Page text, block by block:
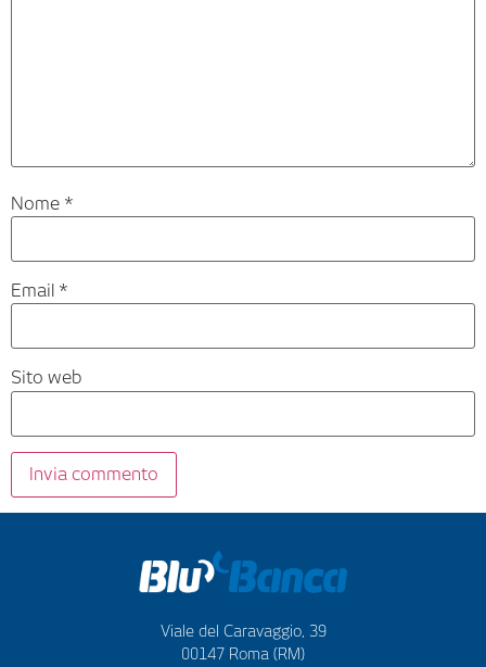
Nome *
Email *
Sito web
Viale del Caravaggio, 39
00147 Roma (RM)